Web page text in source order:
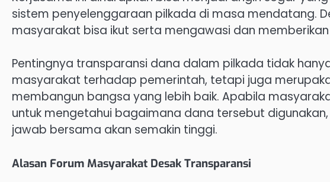
sistem penyelenggaraan pilkada di masa mendatang.
masyarakat bisa ikut serta mengawasi dan
Pentingnya transparansi dana dalam pilkada tidak
masyarakat terhadap pemerintah, tetapi juga
membangun bangsa yang lebih baik. Apabila
untuk mengetahui bagaimana dana tersebut
jawab bersama akan semakin tinggi.
Alasan Forum Masyarakat Desak Transparansi